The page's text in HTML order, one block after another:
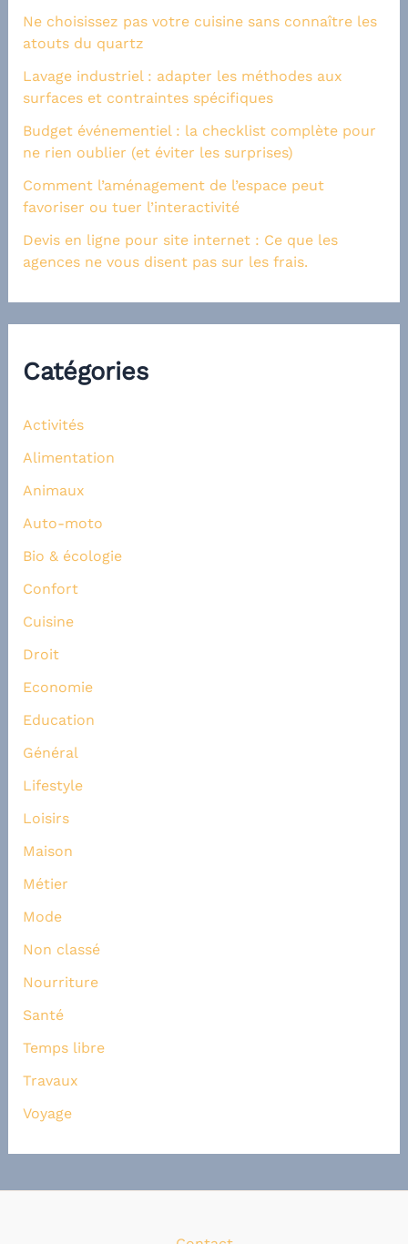
Ne choisissez pas votre cuisine sans connaître les
atouts du quartz
Lavage industriel : adapter les méthodes aux
surfaces et contraintes spécifiques
Budget événementiel : la checklist complète pour
ne rien oublier (et éviter les surprises)
Comment l’aménagement de l’espace peut
favoriser ou tuer l’interactivité
Devis en ligne pour site internet : Ce que les
agences ne vous disent pas sur les frais.
Catégories
Activités
Alimentation
Animaux
Auto-moto
Bio & écologie
Confort
Cuisine
Droit
Economie
Education
Général
Lifestyle
Loisirs
Maison
Métier
Mode
Non classé
Nourriture
Santé
Temps libre
Travaux
Voyage